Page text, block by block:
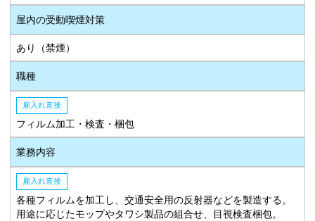
屋内の受動喫煙対策
あり（禁煙）
職種
雇入れ直後
フィルム加工・検査・梱包
業務内容
雇入れ直後
各種フィルムを加工し、交通安全用の反射器などを製造する。
用途に応じたモップやタワシ製品の組合せ、目視検査梱包。